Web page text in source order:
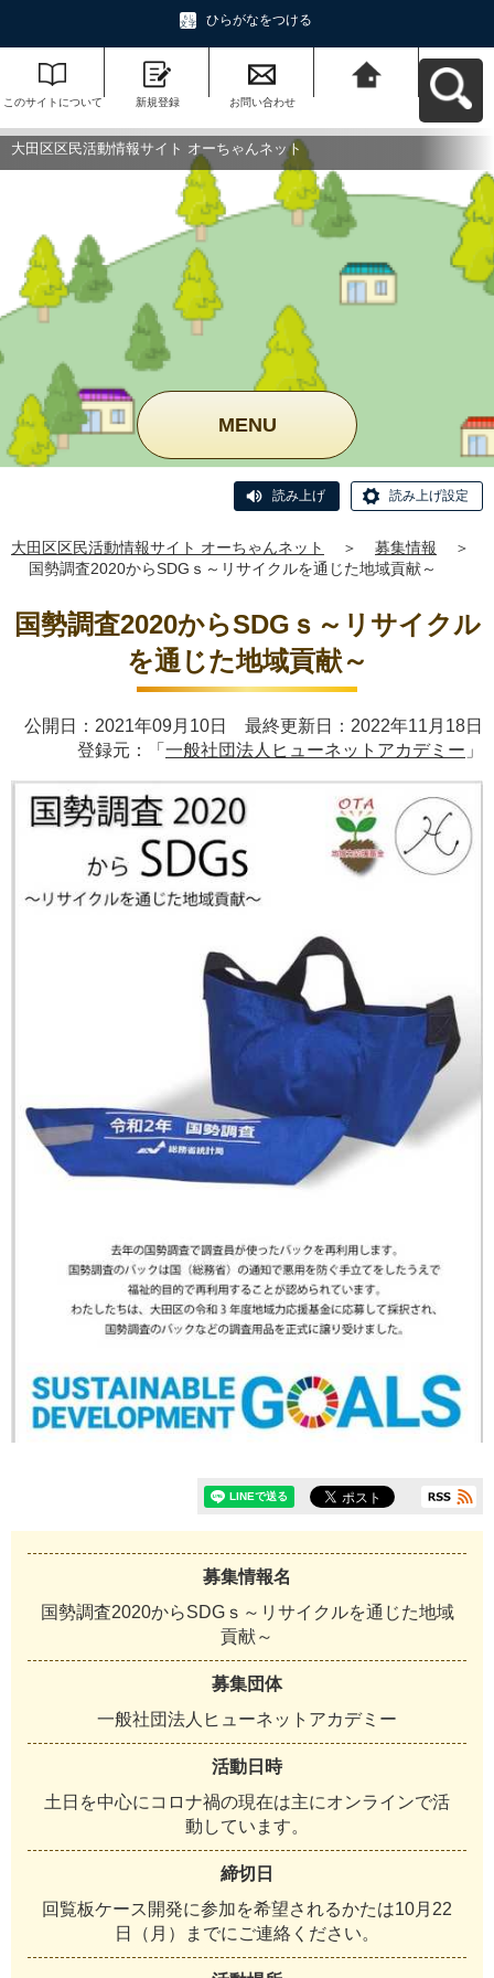
ひらがなをつける
このサイトについて 新規登録 お問い合わせ
ットへ戻る
大田区区民活動情報サイト オーちゃんネット
MENU
読み上げ 読み上げ設定
大田区区民活動情報サイト オーちゃんネット ＞ 募集情報
＞
国勢調査2020からSDGｓ～リサイクルを通じた地域貢献～
国勢調査2020からSDGｓ～リサイクル
を通じた地域貢献～
公開日：2021年09月10日 最終更新日：2022年11月18日
登録元：「 一般社団法人ヒューネットアカデミー 」
募集情報名
国勢調査2020からSDGｓ～リサイクルを通じた地域
貢献～
募集団体
一般社団法 人 ヒ ュ ーネッ ト アカデミ ー
活動日時
土 日 を中心に コ ロナ禍の現在は主にオンライ ンで活
動 してい ま す。
締切日
回 覧板ケース 開発に参加を希望さ れるかたは10月 22
日
（ 月 ） ま でに ご連絡 く ださ い。